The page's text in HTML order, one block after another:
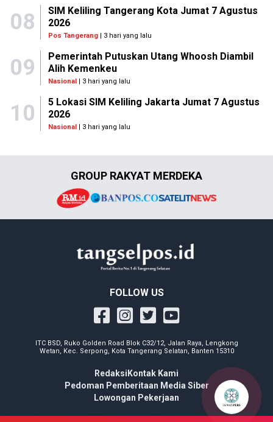
08
SIM Keliling Tangerang Kota Jumat 7 Agustus
2026
Pos Tangerang| 3 hari yang lalu
09
Pemerintah Putuskan Utang Whoosh Diambil
Alih Kemenkeu
Nasional| 3 hari yang lalu
10
5 Lokasi SIM Keliling Jakarta Jumat 7 Agustus
2026
Nasional| 3 hari yang lalu
GROUP RAKYAT MERDEKA
FOLLOW US
ITC BSD, Ruko Golden Road Blok C32/12, Jalan Raya, Lengkong
Wetan, Kec. Serpong, Kota Tangerang Selatan, Banten 15310
Redaksi Kontak Kami
Pedoman Pemberitaan Media Siber
Lowongan Pekerjaan